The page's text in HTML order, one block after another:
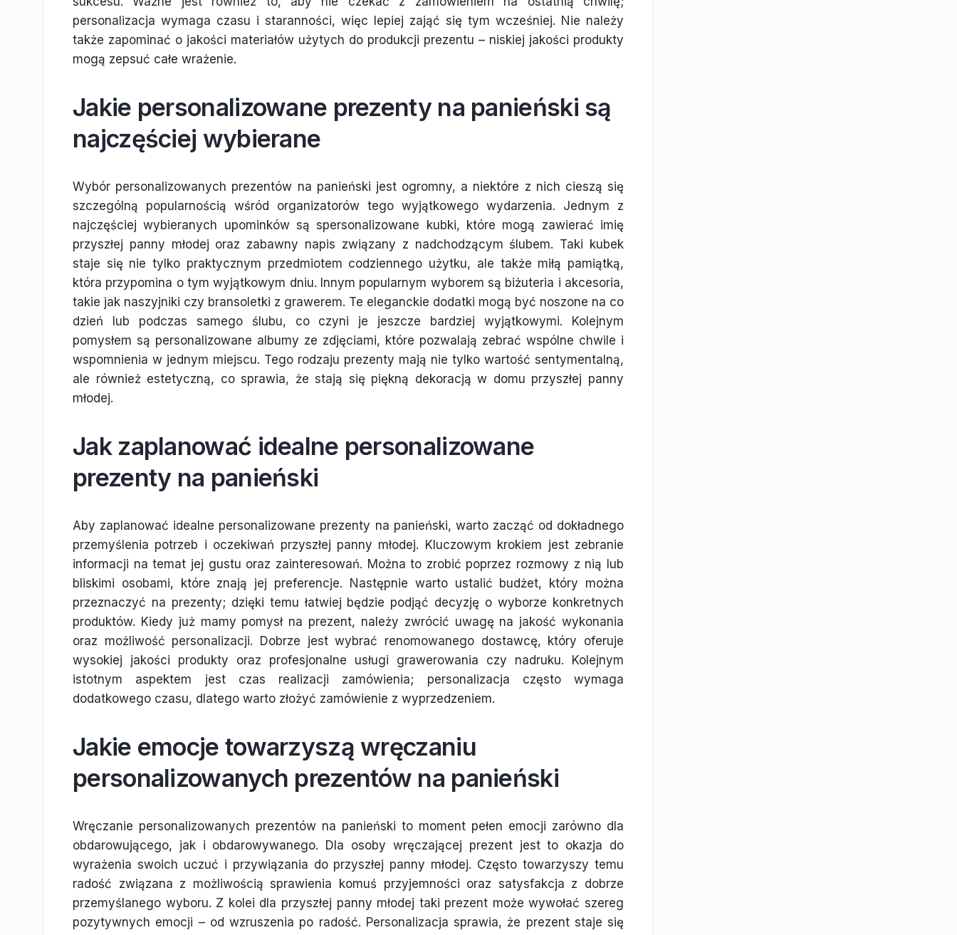
personalizacja wymaga czasu i staranności, więc lepiej zająć się tym wcześniej. Nie należy
także zapominać o jakości materiałów użytych do produkcji prezentu – niskiej jakości produkty
mogą zepsuć całe wrażenie.
Jakie personalizowane prezenty na panieński są
najczęściej wybierane
Wybór personalizowanych prezentów na panieński jest ogromny, a niektóre z nich cieszą się
szczególną popularnością wśród organizatorów tego wyjątkowego wydarzenia. Jednym z
najczęściej wybieranych upominków są spersonalizowane kubki, które mogą zawierać imię
przyszłej panny młodej oraz zabawny napis związany z nadchodzącym ślubem. Taki kubek
staje się nie tylko praktycznym przedmiotem codziennego użytku, ale także miłą pamiątką,
która przypomina o tym wyjątkowym dniu. Innym popularnym wyborem są biżuteria i akcesoria,
takie jak naszyjniki czy bransoletki z grawerem. Te eleganckie dodatki mogą być noszone na co
dzień lub podczas samego ślubu, co czyni je jeszcze bardziej wyjątkowymi. Kolejnym
pomysłem są personalizowane albumy ze zdjęciami, które pozwalają zebrać wspólne chwile i
wspomnienia w jednym miejscu. Tego rodzaju prezenty mają nie tylko wartość sentymentalną,
ale również estetyczną, co sprawia, że stają się piękną dekoracją w domu przyszłej panny
młodej.
Jak zaplanować idealne personalizowane
prezenty na panieński
Aby zaplanować idealne personalizowane prezenty na panieński, warto zacząć od dokładnego
przemyślenia potrzeb i oczekiwań przyszłej panny młodej. Kluczowym krokiem jest zebranie
informacji na temat jej gustu oraz zainteresowań. Można to zrobić poprzez rozmowy z nią lub
bliskimi osobami, które znają jej preferencje. Następnie warto ustalić budżet, który można
przeznaczyć na prezenty; dzięki temu łatwiej będzie podjąć decyzję o wyborze konkretnych
produktów. Kiedy już mamy pomysł na prezent, należy zwrócić uwagę na jakość wykonania
oraz możliwość personalizacji. Dobrze jest wybrać renomowanego dostawcę, który oferuje
wysokiej jakości produkty oraz profesjonalne usługi grawerowania czy nadruku. Kolejnym
istotnym aspektem jest czas realizacji zamówienia; personalizacja często wymaga
dodatkowego czasu, dlatego warto złożyć zamówienie z wyprzedzeniem.
Jakie emocje towarzyszą wręczaniu
personalizowanych prezentów na panieński
Wręczanie personalizowanych prezentów na panieński to moment pełen emocji zarówno dla
obdarowującego, jak i obdarowywanego. Dla osoby wręczającej prezent jest to okazja do
wyrażenia swoich uczuć i przywiązania do przyszłej panny młodej. Często towarzyszy temu
radość związana z możliwością sprawienia komuś przyjemności oraz satysfakcja z dobrze
przemyślanego wyboru. Z kolei dla przyszłej panny młodej taki prezent może wywołać szereg
pozytywnych emocji – od wzruszenia po radość. Personalizacja sprawia, że prezent staje się